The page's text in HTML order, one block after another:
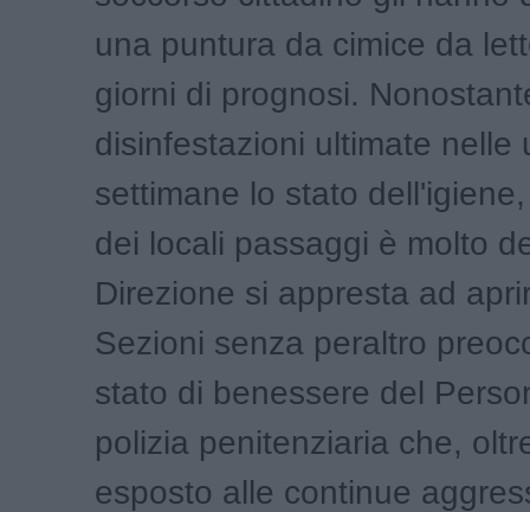
una puntura da cimice da
giorni di prognosi.
disinfestazioni ultimate nelle
settimane lo stato
dei locali passaggi è molto
Direzione si appresta ad
Sezioni senza peraltro
stato di benessere del
polizia penitenziaria che,
esposto alle continue